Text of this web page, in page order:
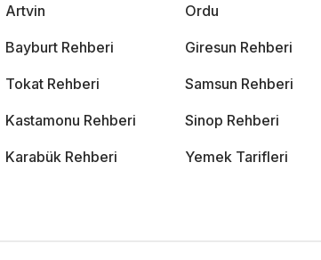
Artvin Ordu
Bayburt Rehberi Giresun Rehberi
Tokat Rehberi Samsun Rehberi
Kastamonu Rehberi Sinop Rehberi
Karabük Rehberi Yemek Tarifleri